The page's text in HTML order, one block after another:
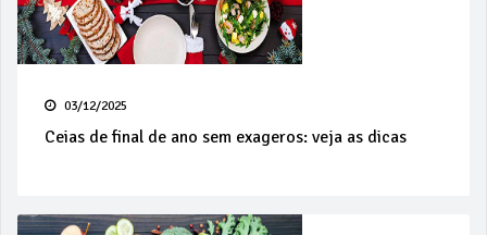
03/12/2025
Ceias de final de ano sem exageros: veja as dicas